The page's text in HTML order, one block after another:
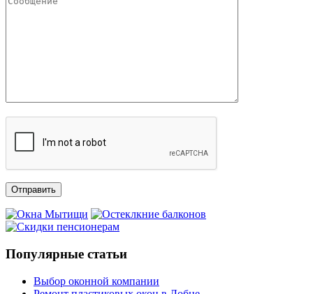
Популярные статьи
Выбор оконной компании